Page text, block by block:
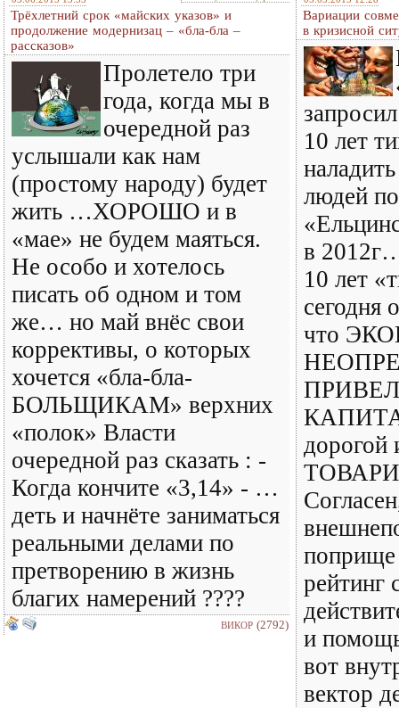
Трёхлетний срок «майских указов» и
продолжение модернизац – «бла-бла –
рассказов»
Пролетело три
года, когда мы в
очередной раз
услышали как нам
(простому народу) будет
жить …ХОРОШО и в
«мае» не будем маяться.
Не особо и хотелось
писать об одном и том
же… но май внёс свои
коррективы, о которых
хочется «бла-бла-
БОЛЬЩИКАМ» верхних
«полок» Власти
очередной раз сказать : -
Когда кончите «3,14» - …
деть и начнёте заниматься
реальными делами по
претворению в жизнь
благих намерений ????
ВИКОР (2792)
Вариации
в кризисной
10 лет
людей
в
10 лет
сегодня
что
дорогой
рейтинг
и
вот
вектор